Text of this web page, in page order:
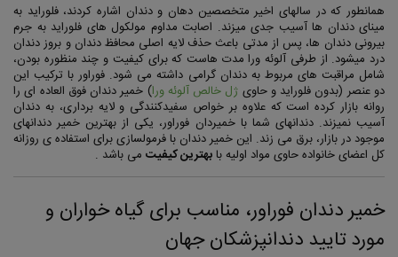
همانطور که در سالهای اخیر متخصصین دهان و دندان اشاره کردند، فلوراید به
مینای دندان ها آسیب جدی میزند. اصابت مداوم مولکول های فلوراید به جرم
بیرونی دندان ها، پس از مدتی باعث حذف لایه اصلی محافظ دندان و بروز دندان
درد میشود. از طرفی آلوئه ورا مدت هاست که برای کیفیت و چند منظوره بودن،
شامل مراقبت های مربوط به دندان گرامی داشته می شود. فوراور با ترکیب این
دو عنصر (بدون فلوراید و حاوی ژل خالص آلوئه ورا) خمیر دندان فوق العاده ای را
روانه بازار کرده است که علاوه بر خواص سفیدکنندگی و لایه برداری، به دندان
آسیب نمیزند. دندانهای شما با خمیردان فوراور، یکی از بهترین خمیر دندانهای
موجود در بازار، برق می زند. این خمیر دندان با فرمولسازی برای استفاده ی روزانه
کل اعضای خانواده حاوی مواد اولیه با بهترین کیفیت می باشد .
خمیر دندان فوراور، مناسب برای گیاه خواران و
مورد تایید دندانپزشکان جهان